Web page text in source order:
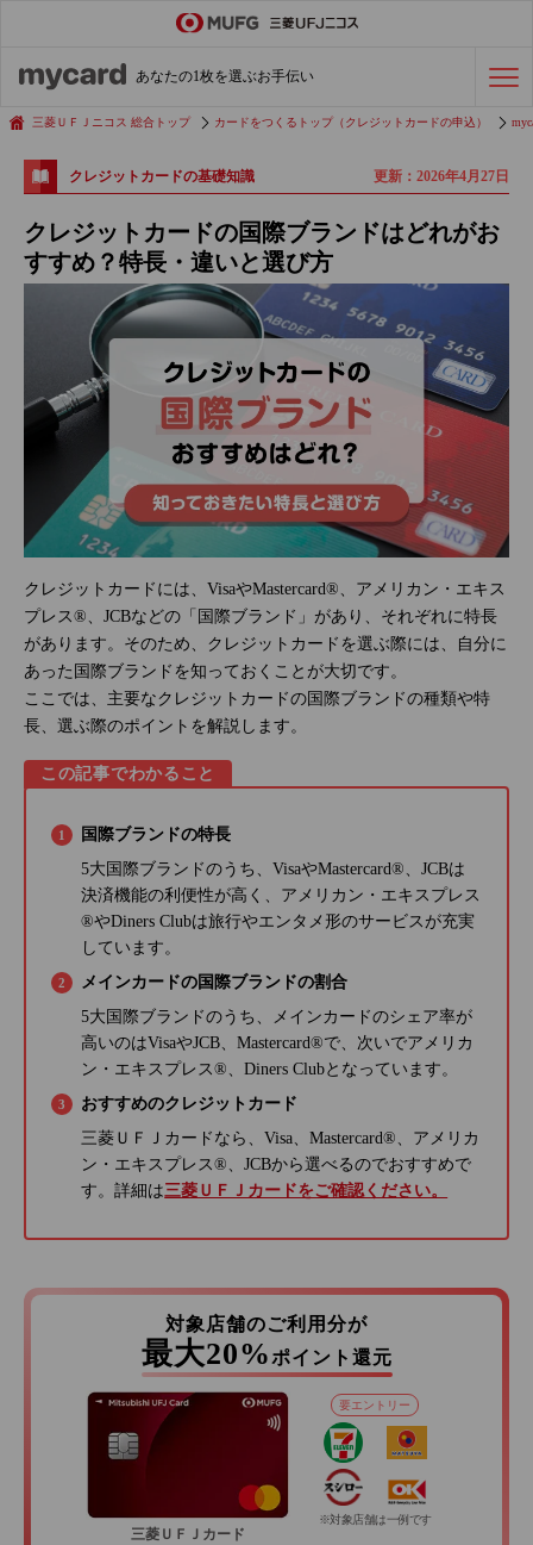
あなたの1枚を選ぶお手伝い
会社経費の支払い 効率化術
三菱ＵＦＪニコス 総合トップ カードをつくるトップ（クレジットカードの申込）
クレジットカードの基礎知識 更新：2026年4月27日
クレジットカードの国際ブランドはどれがお
すすめ？特長・違いと選び方
クレジットカードには、VisaやMastercard®、アメリカン・エキス
プレス®、JCBなどの「国際ブランド」があり、それぞれに特長
があります。そのため、クレジットカードを選ぶ際には、自分に
あった国際ブランドを知っておくことが大切です。
ここでは、主要なクレジットカードの国際ブランドの種類や特
長、選ぶ際のポイントを解説します。
この記事でわかること
国際ブランドの特長
5大国際ブランドのうち、VisaやMastercard®、JCBは
決済機能の利便性が高く、アメリカン・エキスプレス
®やDiners Clubは旅行やエンタメ形のサービスが充実
しています。
メインカードの国際ブランドの割合
5大国際ブランドのうち、メインカードのシェア率が
高いのはVisaやJCB、Mastercard®で、次いでアメリカ
ン・エキスプレス®、Diners Clubとなっています。
おすすめのクレジットカード
三菱ＵＦＪカードなら、Visa、Mastercard®、アメリカ
ン・エキスプレス®、JCBから選べるのでおすすめで
す。詳細は三菱ＵＦＪカードをご確認ください。
対象店舗のご利用分が
最大20% ポイント還元
三菱ＵＦＪカード
要エントリー
※対象店舗は一例です